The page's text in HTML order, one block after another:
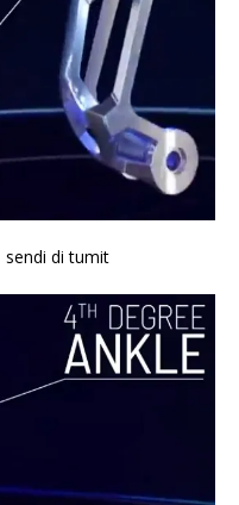
sendi di tumit